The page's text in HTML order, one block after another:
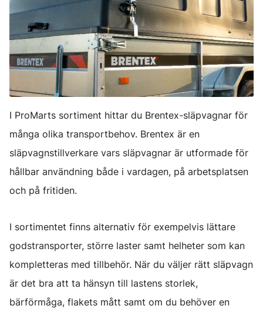
I ProMarts sortiment hittar du Brentex-släpvagnar för
många olika transportbehov. Brentex är en
släpvagnstillverkare vars släpvagnar är utformade för
hållbar användning både i vardagen, på arbetsplatsen
och på fritiden.
I sortimentet finns alternativ för exempelvis lättare
godstransporter, större laster samt helheter som kan
kompletteras med tillbehör. När du väljer rätt släpvagn
är det bra att ta hänsyn till lastens storlek,
bärförmåga, flakets mått samt om du behöver en